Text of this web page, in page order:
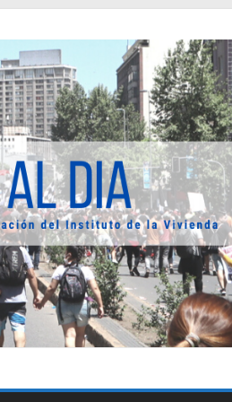
y representaciones [2022]
fronteras latinoamericanas
emblemático [2014]